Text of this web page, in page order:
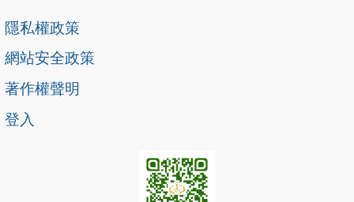
隱私權政策
網站安全政策
著作權聲明
登入